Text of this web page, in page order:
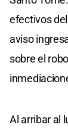
efectivos
aviso
sobre el
Al arribar al